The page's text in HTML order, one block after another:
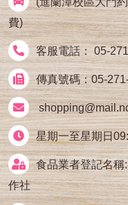
費)
客服電話： 05-
傳真號碼：05-
星期一至星期日
食品業者登記名
作社